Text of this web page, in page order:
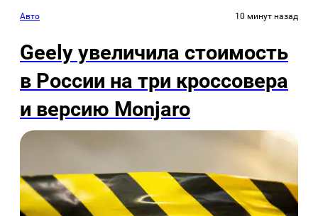
Авто 10 минут назад
Geely увеличила стоимость
в России на три кроссовера
и версию Monjaro